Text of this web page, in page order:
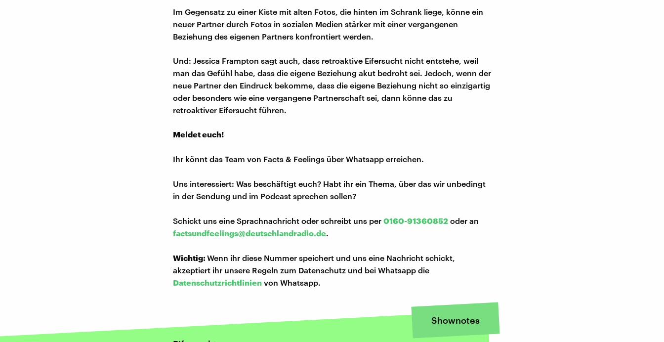
Im Gegensatz zu einer Kiste mit alten Fotos, die hinten im Schrank liege, könne ein
neuer Partner durch Fotos in sozialen Medien stärker mit einer vergangenen
Beziehung des eigenen Partners konfrontiert werden.
Und: Jessica Frampton sagt auch, dass retroaktive Eifersucht nicht entstehe, weil
man das Gefühl habe, dass die eigene Beziehung akut bedroht sei. Jedoch, wenn der
neue Partner den Eindruck bekomme, dass die eigene Beziehung nicht so einzigartig
oder besonders wie eine vergangene Partnerschaft sei, dann könne das zu
retroaktiver Eifersucht führen.
Meldet euch!
Ihr könnt das Team von Facts & Feelings über Whatsapp erreichen.
Uns interessiert: Was beschäftigt euch? Habt ihr ein Thema, über das wir unbedingt
in der Sendung und im Podcast sprechen sollen?
Schickt uns eine Sprachnachricht oder schreibt uns per 0160-91360852 oder an
factsundfeelings@deutschlandradio.de.
Wichtig:Wenn ihr diese Nummer speichert und uns eine Nachricht schickt,
akzeptiert ihr unsere Regeln zum Datenschutz und bei Whatsapp die
Datenschutzrichtlinien von Whatsapp.
Shownotes